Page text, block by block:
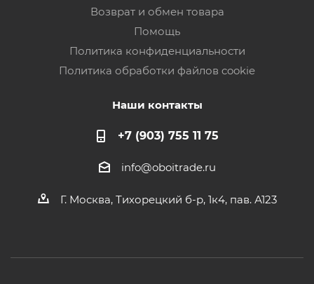
Возврат и обмен товара
Помощь
Политика конфиденциальности
Политика обработки файлов cookie
Наши контакты
+7 (903) 755 11 75
info@oboitrade.ru
Г. Москва, Тихорецкий б-р, 1к4, пав. А123